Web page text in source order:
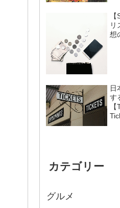
リ
想
日
す
カテゴリー
グルメ